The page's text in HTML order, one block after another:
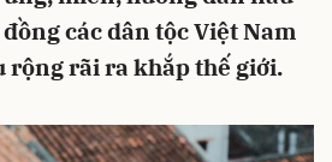
các dân tộc Việt Nam
rộng rãi ra khắp thế giới.